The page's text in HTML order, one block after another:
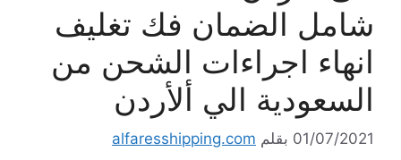
شامل الضمان فك تغليف
انهاء اجراءات الشحن من
السعودية الي ألأردن
01/07/2021 بقلم alfaresshipping.com